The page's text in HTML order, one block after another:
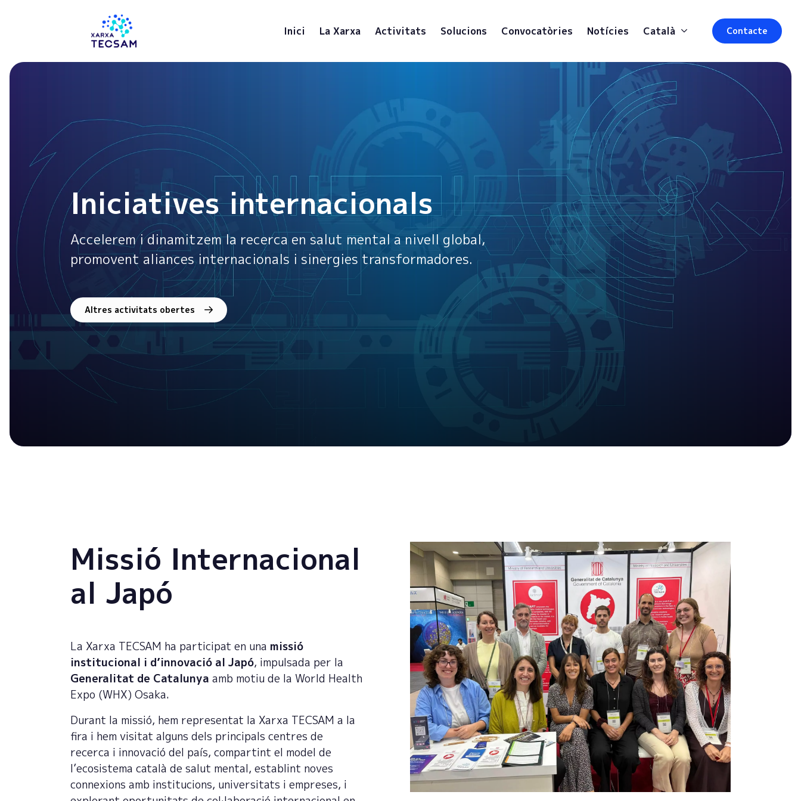
Inici La Xarxa Activitats Solucions Convocatòries Notícies Català Contacte
Iniciatives internacionals
Accelerem i dinamitzem la recerca en salut mental a nivell global,
promovent aliances internacionals i sinergies transformadores.
Altres activitats obertes
Missió Internacional
al Japó
La Xarxa TECSAM ha participat en una missió
institucional i d’innovació al Japó, impulsada per la
Generalitat de Catalunya amb motiu de la World Health
Expo (WHX) Osaka.
Durant la missió, hem representat la Xarxa TECSAM a la
fira i hem visitat alguns dels principals centres de
recerca i innovació del país, compartint el model de
l’ecosistema català de salut mental, establint noves
connexions amb institucions, universitats i empreses, i